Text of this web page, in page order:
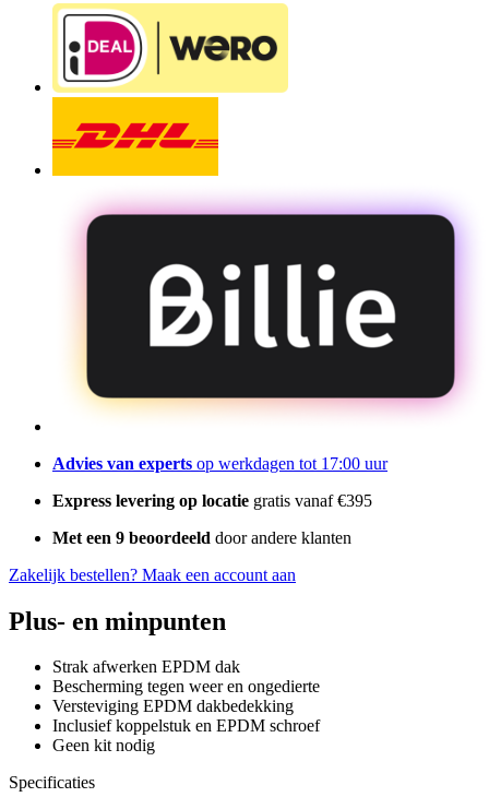
Advies van experts op werkdagen tot 17:00 uur
Express levering op locatie gratis vanaf €395
Met een 9 beoordeeld door andere klanten
Zakelijk bestellen? Maak een account aan
Plus- en minpunten
Strak afwerken EPDM dak
Bescherming tegen weer en ongedierte
Versteviging EPDM dakbedekking
Inclusief koppelstuk en EPDM schroef
Geen kit nodig
Specificaties